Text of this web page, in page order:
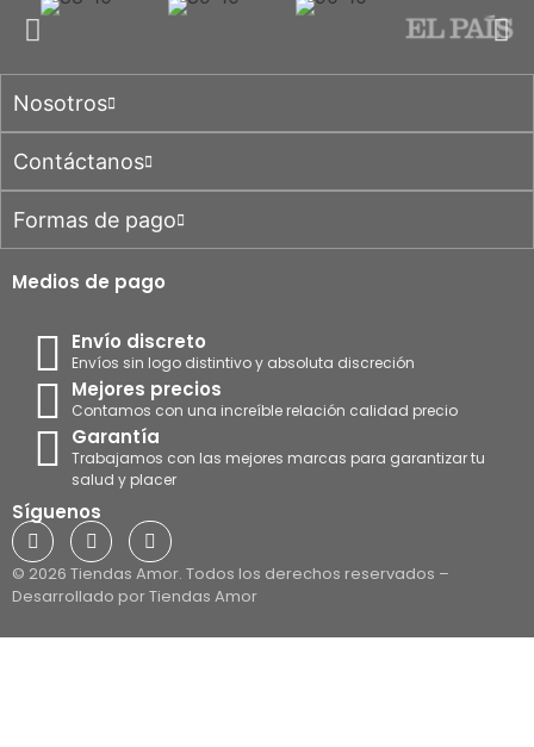
Nosotros
Contáctanos
Formas de pago
Medios de pago
Envío discreto
Envíos sin logo distintivo y absoluta discreción
Mejores precios
Contamos con una increíble relación calidad precio
Garantía
Trabajamos con las mejores marcas para garantizar tu
salud y placer
Síguenos
© 2026 Tiendas Amor. Todos los derechos reservados –
Desarrollado por Tiendas Amor